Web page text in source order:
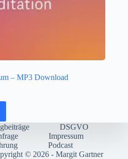
– MP3 Download
DSGVO
Impressum
Podcast
© 2026 - Margit Gartner